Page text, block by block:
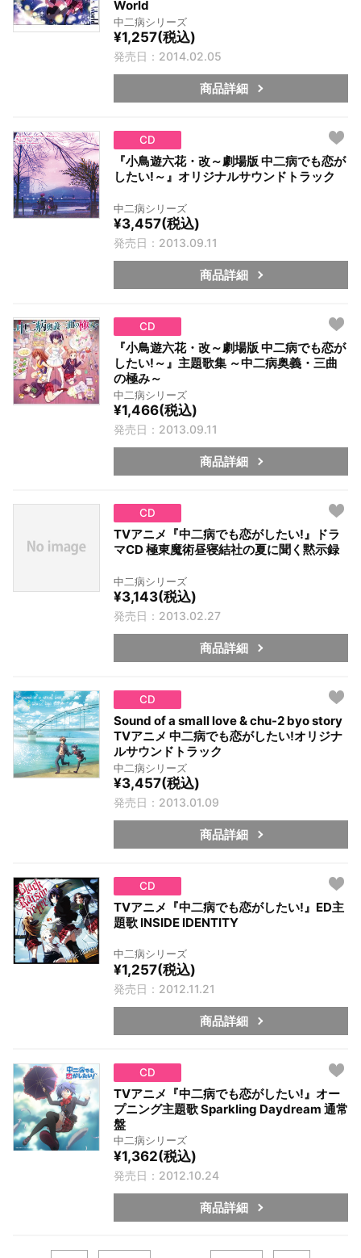
World
中二病シリーズ
¥1,257(税込)
発売日：2014.02.05
商品詳細
CD
『小鳥遊六花・改～劇場版 中二病でも恋が
したい!～』オリジナルサウンドトラック
中二病シリーズ
¥3,457(税込)
発売日：2013.09.11
商品詳細
CD
『小鳥遊六花・改～劇場版 中二病でも恋が
したい!～』主題歌集 ～中二病奥義・三曲
の極み～
中二病シリーズ
¥1,466(税込)
発売日：2013.09.11
商品詳細
CD
TVアニメ『中二病でも恋がしたい!』ドラ
マCD 極東魔術昼寝結社の夏に聞く黙示録
中二病シリーズ
¥3,143(税込)
発売日：2013.02.27
商品詳細
CD
Sound of a small love & chu-2 byo story
TVアニメ 中二病でも恋がしたい!オリジナ
ルサウンドトラック
中二病シリーズ
¥3,457(税込)
発売日：2013.01.09
商品詳細
CD
TVアニメ『中二病でも恋がしたい!』ED主
題歌 INSIDE IDENTITY
中二病シリーズ
¥1,257(税込)
発売日：2012.11.21
商品詳細
CD
TVアニメ『中二病でも恋がしたい!』オー
プニング主題歌 Sparkling Daydream 通常
盤
中二病シリーズ
¥1,362(税込)
発売日：2012.10.24
商品詳細